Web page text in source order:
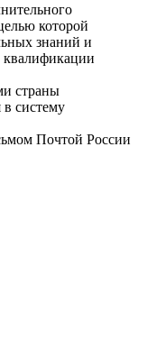
которой
знаний и
страны
систему
Почтой России